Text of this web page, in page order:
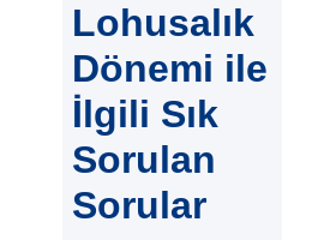
Lohusalık
Dönemi ile
İlgili Sık
Sorulan
Sorular